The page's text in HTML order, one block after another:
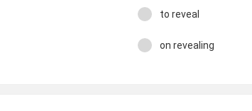
to reveal
on revealing